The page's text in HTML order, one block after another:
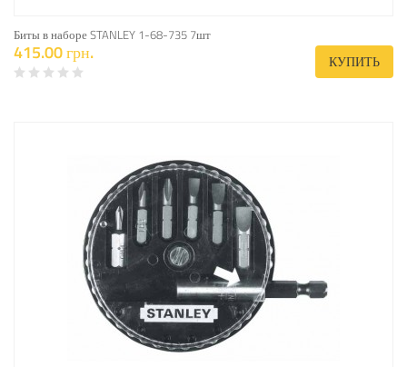
Биты в наборе STANLEY 1-68-735 7шт
415.00 грн. КУПИТЬ